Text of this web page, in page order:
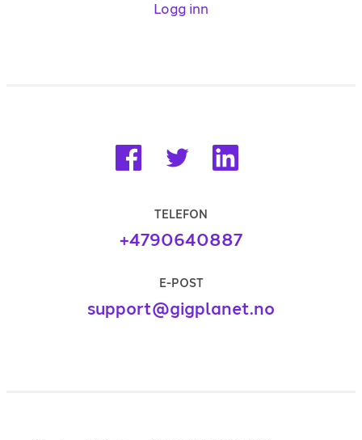
Logg inn
TELEFON
+4790640887
E-POST
support@gigplanet.no